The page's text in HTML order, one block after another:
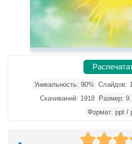
Уникальность: 90% Слайдов:
Скачиваний: 1918
Размер:
Формат: ppt /